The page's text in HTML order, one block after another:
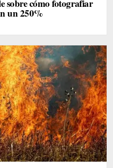
sobre cómo fotografiar
un 250%